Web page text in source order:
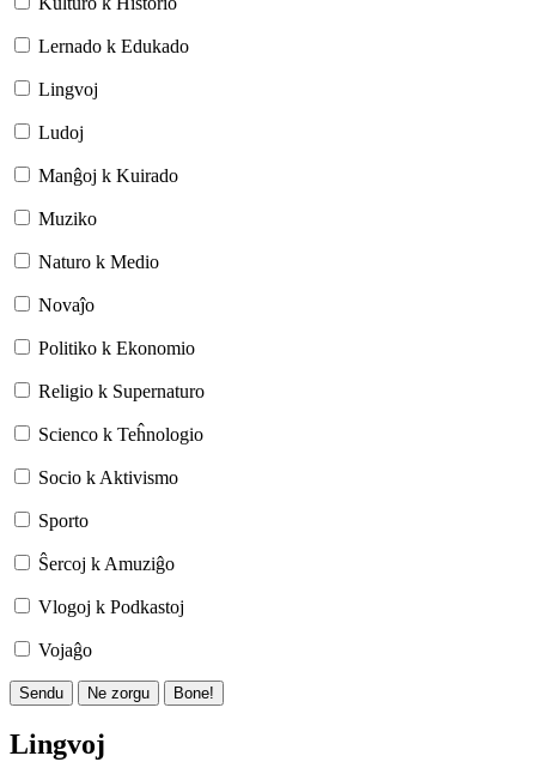
Lernado k Edukado
Lingvoj
Ludoj
Manĝoj k Kuirado
Muziko
Naturo k Medio
Novaĵo
Politiko k Ekonomio
Religio k Supernaturo
Scienco k Teĥnologio
Socio k Aktivismo
Sporto
Ŝercoj k Amuziĝo
Vlogoj k Podkastoj
Vojaĝo
Sendu Ne zorgu Bone!
Lingvoj